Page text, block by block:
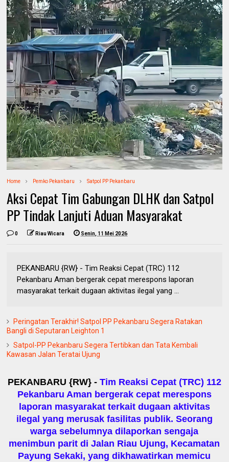
Home Pemko Pekanbaru Satpol PP Pekanbaru
Aksi Cepat Tim Gabungan DLHK dan Satpol
PP Tindak Lanjuti Aduan Masyarakat
0 Riau Wicara Senin, 11 Mei 2026
PEKANBARU {RW} - Tim Reaksi Cepat (TRC) 112
Pekanbaru Aman bergerak cepat merespons laporan
masyarakat terkait dugaan aktivitas ilegal yang ...
Peringatan Terakhir! Satpol PP Pekanbaru Segera Ratakan
Bangli di Seputaran Leighton 1
Satpol-PP Pekanbaru Segera Tertibkan dan Tata Kembali
Kawasan Jalan Teratai Ujung
PEKANBARU {RW} - Tim Reaksi Cepat (TRC) 112
Pekanbaru Aman bergerak cepat merespons
laporan masyarakat terkait dugaan aktivitas
ilegal yang merusak fasilitas publik. Seorang
warga sebelumnya dilaporkan sengaja
menimbun parit di Jalan Riau Ujung, Kecamatan
Payung Sekaki, yang dikhawatirkan memicu